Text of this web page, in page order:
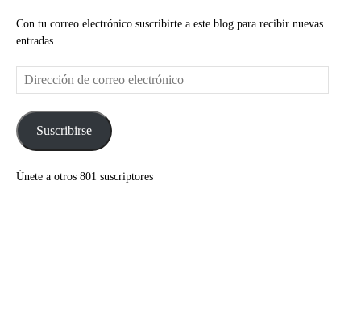
Con tu correo electrónico suscribirte a este blog para recibir nuevas
entradas.
Dirección
de
electrónicoSuscribirse
Únete a otros 801 suscriptores